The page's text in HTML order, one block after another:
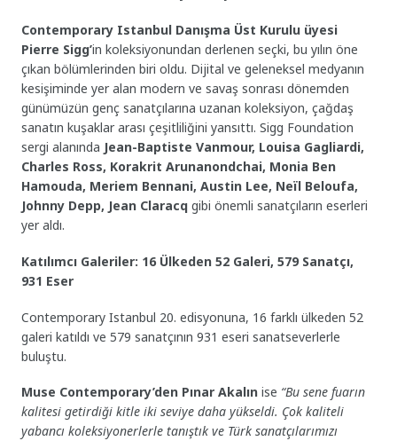
Contemporary Istanbul Danışma Üst Kurulu üyesi
Pierre Sigg’in koleksiyonundan derlenen seçki, bu yılın öne
çıkan bölümlerinden biri oldu. Dijital ve geleneksel medyanın
kesişiminde yer alan modern ve savaş sonrası dönemden
günümüzün genç sanatçılarına uzanan koleksiyon, çağdaş
sanatın kuşaklar arası çeşitliliğini yansıttı. Sigg Foundation
sergi alanında Jean-Baptiste Vanmour, Louisa Gagliardi,
Charles Ross, Korakrit Arunanondchai, Monia Ben
Hamouda, Meriem Bennani, Austin Lee, Neïl Beloufa,
Johnny Depp, Jean Claracq gibi önemli sanatçıların eserleri
yer aldı.
Katılımcı Galeriler: 16 Ülkeden 52 Galeri, 579 Sanatçı,
931 Eser
Contemporary Istanbul 20. edisyonuna, 16 farklı ülkeden 52
galeri katıldı ve 579 sanatçının 931 eseri sanatseverlerle
buluştu.
Muse Contemporary’den Pınar Akalın ise “Bu sene fuarın
kalitesi getirdiği kitle iki seviye daha yükseldi. Çok kaliteli
yabancı koleksiyonerlerle tanıştık ve Türk sanatçılarımızı